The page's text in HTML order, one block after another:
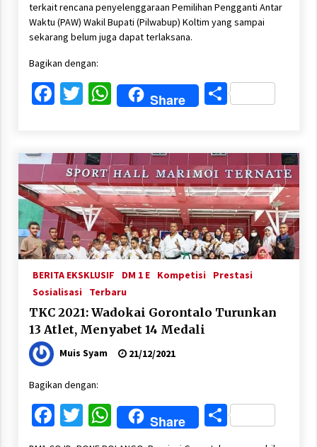
terkait rencana penyelenggaraan Pemilihan Pengganti Antar
Waktu (PAW) Wakil Bupati (Pilwabup) Koltim yang sampai
sekarang belum juga dapat terlaksana.
Bagikan dengan:
Facebook
Twitter
WhatsApp
Share Share
BERITA EKSKLUSIF DM 1 E Kompetisi
Prestasi
Sosialisasi
Terbaru
TKC 2021: Wadokai Gorontalo Turunkan
13 Atlet, Menyabet 14 Medali
Muis Syam 21/12/2021
Bagikan dengan:
Facebook
Twitter
WhatsApp
Share Share